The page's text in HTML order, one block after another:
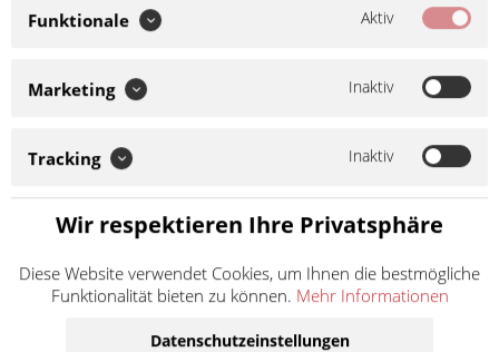
Artikel-Nr.:
622610
Hersteller:Sito
hochwertige Replika-Auspuffanlagen zu fairen Preisen, bei
denen nicht nur die Qualität stimmt, sondern auch die Leistung.
populärsten Roller...
95,90 € *
inkl. MwSt.zzgl. Versandkosten
Funktionale Aktiv
Marketing Inaktiv
Tracking Inaktiv
Wir respektieren Ihre Privatsphäre
Diese Website verwendet Cookies, um Ihnen die bestmögliche
Funktionalität bieten zu können. Mehr Informationen
Datenschutzeinstellungen